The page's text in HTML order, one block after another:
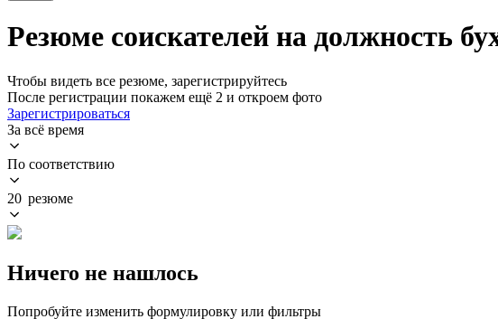
Резюме соискателей на должность
Чтобы видеть все резюме, зарегистрируйтесь
После регистрации покажем ещё 2 и откроем фото
Зарегистрироваться
За всё время
По соответствию
20 резюме
Ничего не нашлось
Попробуйте изменить формулировку или фильтры